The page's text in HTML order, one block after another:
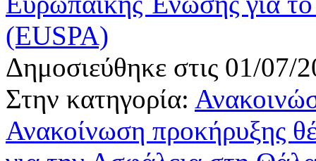
(EUSPA)
Δημοσιεύθηκε στις 01/07/
Στην κατηγορία:
Ανακοίνωση προκήρυξης